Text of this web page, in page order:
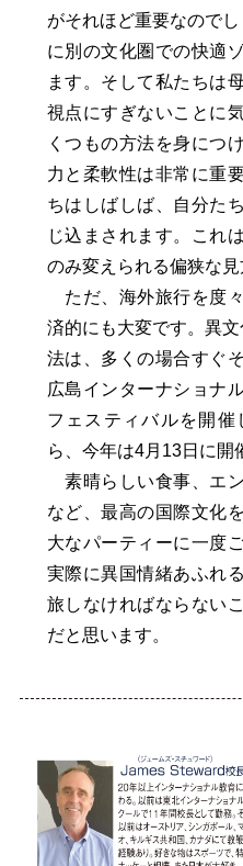
がそれほど重要なので
に別の文化圏での快適
ます。そして私たちは
視点にすぎないことに
くつもの方法を身につ
力と柔軟性は非常に重
ちはしばしば、自分た
じ込まされます。これ
のみ変えられる偏狭な見
ただ、海外旅行を度
済的にも大変です。異
法は、多くの場合すぐ
広島インターナショナ
フェスティバルを開
ら、今年は4月13日に開
素晴らしい食事、エ
など、最高の国際文化
大なパーティーに一度
実際に異国情緒あふれ
旅しなければならない
だと思います。